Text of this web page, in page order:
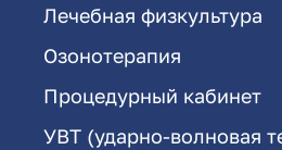
Лечебная физкультура
Озонотерапия
Процедурный кабинет
УВТ (ударно-волновая